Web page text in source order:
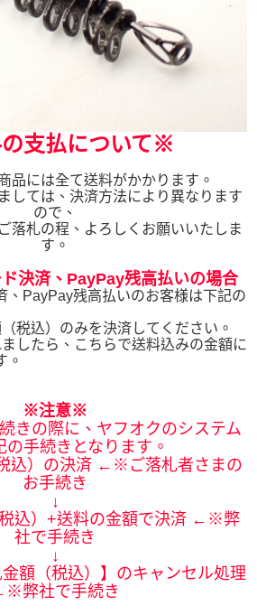
支払について※
品には全て送料がかかります。
しては、決済方法により異なります
ので、
落札の程、よろしくお願いいたしま
す。
ド決済、PayPay残高払いの場合
、PayPay残高払いのお客様は下記の
税込）のみを決済してください。
したら、こちらで送料込みの金額に
。
※注意※
きの際に、ヤフオクのシステム
の手続きとなります。
込）の決済 ←※ご落札者さまの
お手続き
↓
込）+送料の金額で決済 ←※弊
社で手続き
↓
額（税込）】のキャンセル処理
弊社で手続き